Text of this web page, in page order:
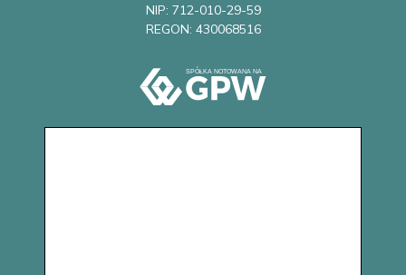
NIP: 712-010-29-59
REGON: 430068516